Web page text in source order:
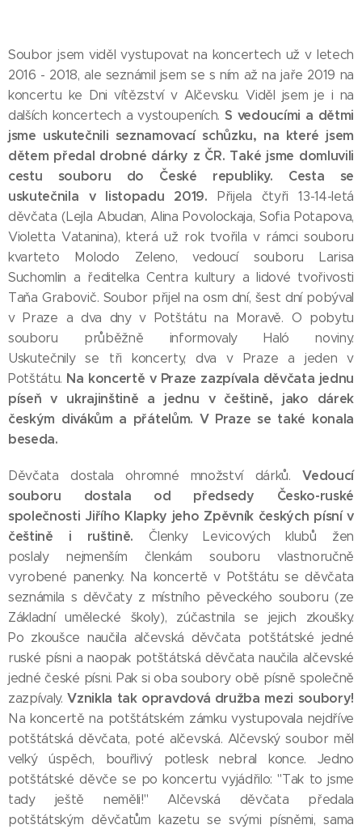
Soubor jsem viděl vystupovat na koncertech už v letech
2016 - 2018, ale seznámil jsem se s ním až na jaře 2019 na
koncertu ke Dni vítězství v Alčevsku. Viděl jsem je i na
dalších koncertech a vystoupeních. S vedoucími a dětmi
jsme uskutečnili seznamovací schůzku, na které jsem
dětem předal drobné dárky z ČR. Také jsme domluvili
cestu souboru do České republiky. Cesta se
uskutečnila v listopadu 2019. Přijela čtyři 13-14-letá
děvčata (Lejla Abudan, Alina Povolockaja, Sofia Potapova,
Violetta Vatanina), která už rok tvořila v rámci souboru
kvarteto Molodo Zeleno, vedoucí souboru Larisa
Suchomlin a ředitelka Centra kultury a lidové tvořivosti
Taňa Grabovič. Soubor přijel na osm dní, šest dní pobýval
v Praze a dva dny v Potštátu na Moravě. O pobytu
souboru průběžně informovaly Haló noviny.
Uskutečnily se tři koncerty, dva v Praze a jeden v
Potštátu. Na koncertě v Praze zazpívala děvčata jednu
píseň v ukrajinštině a jednu v češtině, jako dárek
českým divákům a přátelům. V Praze se také konala
beseda.
Děvčata dostala ohromné množství dárků.Vedoucí
souboru dostala od předsedy Česko-ruské
společnosti Jiřího Klapky jeho Zpěvník českých písní v
češtině i ruštině.Členky Levicových klubů žen
poslaly nejmenším členkám souboru vlastnoručně
vyrobené panenky. Na koncertě v Potštátu se děvčata
seznámila s děvčaty z místního pěveckého souboru (ze
Základní umělecké školy), zúčastnila se jejich zkoušky.
Po zkoušce naučila alčevská děvčata potštátské jedné
ruské písni a naopak potštátská děvčata naučila alčevské
jedné české písni. Pak si oba soubory obě písně společně
zazpívaly.Vznikla tak opravdová družba mezi soubory!
Na koncertě na potštátském zámku vystupovala nejdříve
potštátská děvčata, poté alčevská. Alčevský soubor měl
velký úspěch, bouřlivý potlesk nebral konce. Jedno
potštátské děvče se po koncertu vyjádřilo: "Tak to jsme
tady ještě neměli!" Alčevská děvčata předala
potštátským děvčatům kazetu se svými písněmi, sama